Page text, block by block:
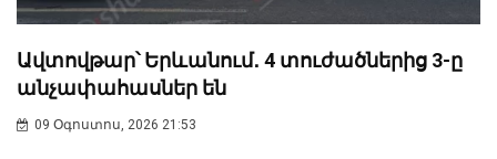
Ավտովթար՝ Երևանում․ 4 տուժածներից 3-ը
անչափահասներ են
09 Օգոստոս, 2026 21:53